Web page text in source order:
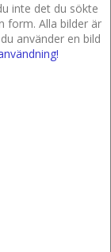
inte det du sökte
form. Alla bilder är
använder en bild